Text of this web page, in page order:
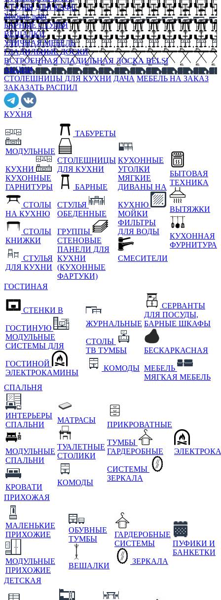
СТУЛЬЯ ДЛЯ КАФЕ
Мебель лофт
БАРНЫЕ СТУЛЬЯ
ВЕШАЛКИ
УЛИЧНАЯ МЕБЕЛЬ
ГЛАДИЛЬНЫЕ ДОСКИ
ВСТРОЕННАЯ ГЛАДИЛЬНАЯ ДОСКА BELSI
АКЦИИ
СТОЛЕШНИЦЫ ДЛЯ КУХНИ ДАЧА МЕБЕЛЬ НА ЗАКАЗ
ЗАКАЗАТЬ РАСПИЛ
КУХНЯ
МОДУЛЬНЫЕ
КУХНИ
КУХОННЫЕ
ГАРНИТУРЫ
СТОЛЫ
НА КУХНЮ
СТОЛЫ
КНИЖКИ
СТУЛЬЯ
ДЛЯ КУХНИ
ТАБУРЕТЫ
СТОЛЕШНИЦЫ
ДЛЯ КУХНИ
БАРНЫЕ
СТУЛЬЯ
ОБЕДЕННЫЕ
ГРУППЫ
СТЕНОВЫЕ
ПАНЕЛИ ДЛЯ
КУХНИ
(КУХОННЫЕ
ФАРТУКИ)
КУХОННЫЕ
УГОЛКИ
МЯГКИЕ
ДИВАНЫ НА
КУХНЮ
МОЙКИ
ФИЛЬТРЫ
ДЛЯ ВОДЫ
СМЕСИТЕЛИ
БЫТОВАЯ
ТЕХНИКА
ВЫТЯЖКИ
КУХОННАЯ
ФУРНИТУРА
ГОСТИНАЯ
СТЕНКИ В
ГОСТИНУЮ
МОДУЛЬНЫЕ
СИСТЕМЫ ДЛЯ
ГОСТИНОЙ
ЭЛЕКТРОКАМИНЫ
ЖУРНАЛЬНЫЕ
СТОЛЫ
ТВ ТУМБЫ
КОМОДЫ
СЕРВАНТЫ
ДЛЯ ПОСУДЫ,
БАРНЫЕ ШКАФЫ
БЕСКАРКАСНАЯ
МЕБЕЛЬ
МЯГКАЯ МЕБЕЛЬ
СПАЛЬНЯ
ИНТЕРЬЕРЫ
СПАЛЬНИ
МОДУЛЬНЫЕ
СПАЛЬНИ
КРОВАТИ
МАТРАСЫ
ТУАЛЕТНЫЕ
СТОЛИКИ
КОМОДЫ
ПРИКРОВАТНЫЕ
ТУМБЫ
ГАРДЕРОБНЫЕ
СИСТЕМЫ
ЗЕРКАЛА
ПРИХОЖАЯ
МАЛЕНЬКИЕ
ПРИХОЖИЕ
МОДУЛЬНЫЕ
ПРИХОЖИЕ
ОБУВНЫЕ
ТУМБЫ
ВЕШАЛКИ
ГАРДЕРОБНЫЕ
СИСТЕМЫ
ЗЕРКАЛА
ПУФИКИ И
БАНКЕТКИ
ДЕТСКАЯ